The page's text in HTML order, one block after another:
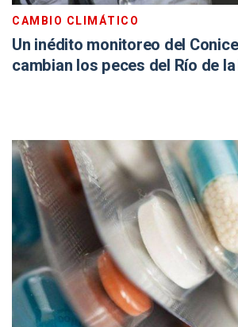
CAMBIO CLIMÁTICO
Un inédito monitoreo del
cambian los peces del Río de